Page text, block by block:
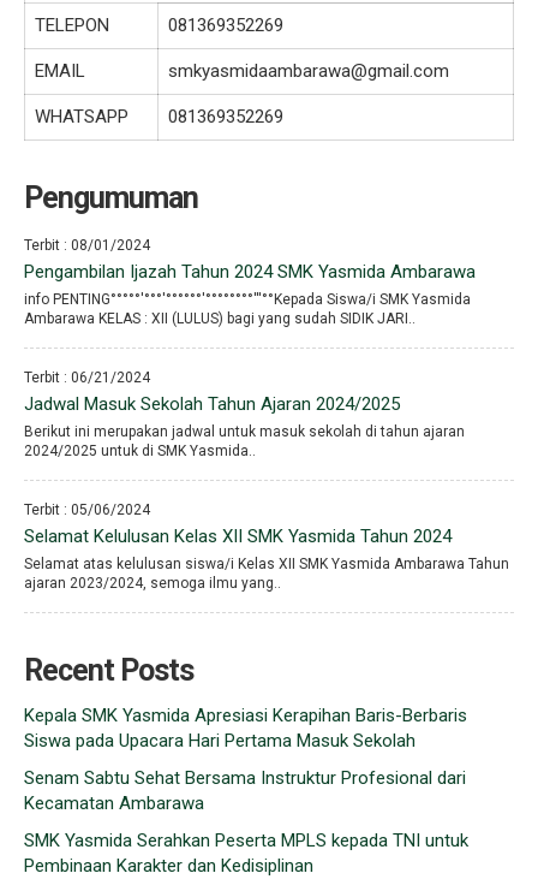
TELEPON 081369352269
EMAIL smkyasmidaambarawa@gmail.com
WHATSAPP 081369352269
Pengumuman
Terbit : 08/01/2024
Pengambilan Ijazah Tahun 2024 SMK Yasmida Ambarawa
info PENTING°°°°°′°°°′°°°°°°′°°°°°°°°′′′°°Kepada Siswa/i SMK Yasmida
Ambarawa KELAS : XII (LULUS) bagi yang sudah SIDIK JARI..
Terbit : 06/21/2024
Jadwal Masuk Sekolah Tahun Ajaran 2024/2025
Berikut ini merupakan jadwal untuk masuk sekolah di tahun ajaran
2024/2025 untuk di SMK Yasmida..
Terbit : 05/06/2024
Selamat Kelulusan Kelas XII SMK Yasmida Tahun 2024
Selamat atas kelulusan siswa/i Kelas XII SMK Yasmida Ambarawa Tahun
ajaran 2023/2024, semoga ilmu yang..
Recent Posts
Kepala SMK Yasmida Apresiasi Kerapihan Baris-Berbaris
Siswa pada Upacara Hari Pertama Masuk Sekolah
Senam Sabtu Sehat Bersama Instruktur Profesional dari
Kecamatan Ambarawa
SMK Yasmida Serahkan Peserta MPLS kepada TNI untuk
Pembinaan Karakter dan Kedisiplinan